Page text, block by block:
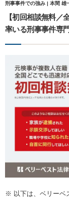
刑事事件での強み | 本間 雄
【初回相談無料／
率いる刑事事件専
※ 以下は、ベリーベ